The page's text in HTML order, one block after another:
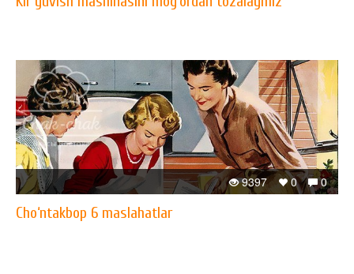
0
0
9397
Cho‘ntakbop 6 maslahatlar